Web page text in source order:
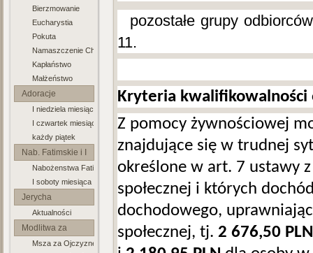
Bierzmowanie
Eucharystia
Pokuta
Namaszczenie Chorych
Kapłaństwo
Małżeństwo
Adoracje
I niedziela miesiąca
I czwartek miesiąca
każdy piątek
Nab. Fatimskie i I
soboty
Nabożenstwa Fatimskie
I soboty miesiąca
Jerycha
Modlitewne
Aktualności
Modlitwa za
Ojczyznę
Msza za Ojczyznę
pozostałe grupy
11.
Kryteria kwalifikowalności
Z pomocy żywnościowej
znajdujące się w trudnej
określone w art. 7 ustawy
społecznej i których
dochodowego,
społecznej, tj. 2 676,50 PLN